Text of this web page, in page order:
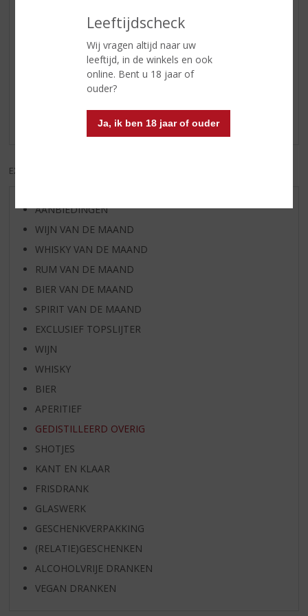
Leeftijdscheck
Wij vragen altijd naar uw
leeftijd, in de winkels en ook
online. Bent u 18 jaar of
ouder?
Ja, ik ben 18 jaar of ouder
de frisse citrus blijft lang hangen
Reviews
Er zijn nog geen reviews geplaatst voor dit product
EXCL. BTW
AANBIEDINGEN
WIJN VAN DE MAAND
WHISKY VAN DE MAAND
RUM VAN DE MAAND
BIER VAN DE MAAND
SPIRIT VAN DE MAAND
EXCLUSIEF TOPSLIJTER
WIJN
WHISKY
BIER
APERITIEF
GEDISTILLEERD OVERIG
SHOTJES
KANT EN KLAAR
FRISDRANK
GLASWERK
GESCHENKVERPAKKING
(RELATIE)GESCHENKEN
ALCOHOLVRIJE DRANKEN
VEGAN DRANKEN